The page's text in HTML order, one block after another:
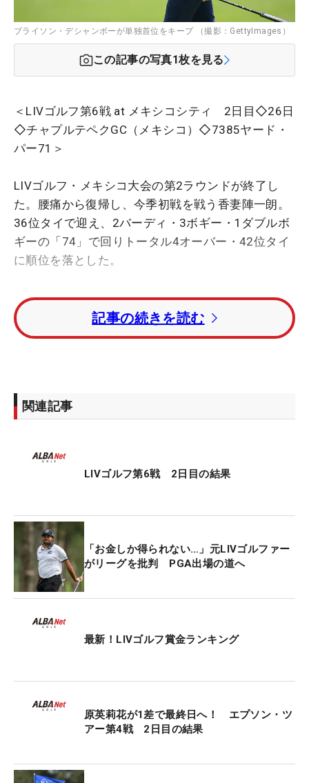
ブライソン・デシャンボーが単独首位をキープ （撮影：GettyImages）
この記事の写真1枚を見る
＜LIVゴルフ第6戦 at メキシコシティ 2日目◇26日
◇チャプルテペクGC（メキシコ）◇7385ヤード・
パー71＞
LIVゴルフ・メキシコ大会の第2ラウンドが終了し
た。腰痛から復帰し、今季初戦を戦う香妻陣一朗。
36位タイで迎え、2バーディ・3ボギー・1ダブルボ
ギーの「74」で回りトータル4オーバー・42位タイ
に順位を落とした。
ブライソン・デシャンボー（米国）がトータル13ア
ンダーで初日に続き単独首位をキープ。1打差2位に
キャメロン・スミス（オーストラリア）、3打差3位
チーム戦ではスミス率いる『リッパーGC』がトータ
『アイアン・ヘッズGC』はトータル27オーバーで
最下位にいる。
記事の続きを読む
関連記事
LIVゴルフ第6戦 2日目の結果
「お金しか得られない…」元LIVゴルファー
がリーグを批判 PGA出場の道へ
最新！LIVゴルフ賞金ランキング
原英莉花が1差で最終日へ！ エプソン・ツ
アー第4戦 2日目の結果